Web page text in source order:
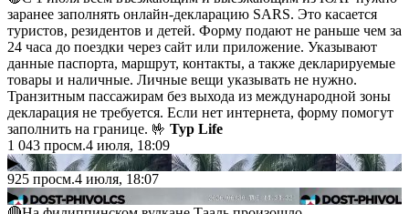
заранее заполнять онлайн-декларацию SARS. Это касается
туристов, резидентов и детей. Форму подают не раньше чем за
24 часа до поездки через сайт или приложение. Указывают
данные паспорта, маршрут, контакты, а также декларируемые
товары и наличные. Личные вещи указывать не нужно.
Транзитным пассажирам без выхода из международной зоны
декларация не требуется. Если нет интернета, форму помогут
заполнить на границе. 🤟 Тур Life
1 043 просм.4 июля, 18:09
▶
925 просм.4 июля, 18:07
▶